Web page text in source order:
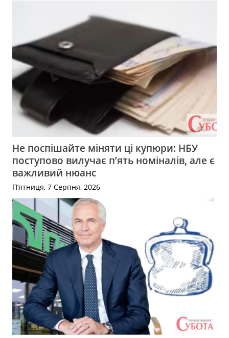
Не поспішайте міняти ці купюри: НБУ
поступово вилучає п’ять номіналів, але є
важливий нюанс
П’ятниця, 7 Серпня, 2026